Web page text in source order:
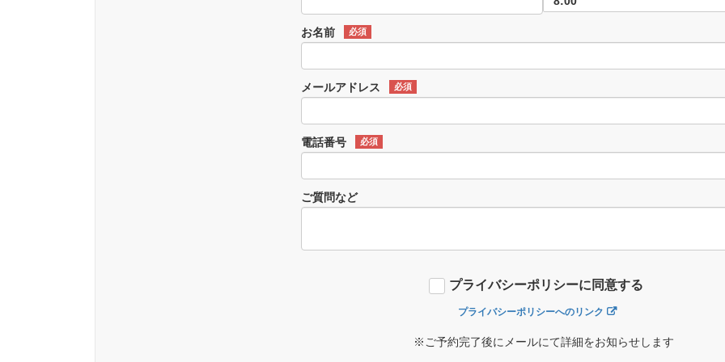
お名前 必須
メールアドレス 必須
電話番号 必須
ご質問など
プライバシーポリシーに同意する
プライバシーポリシーへのリンク
※ご予約完了後にメールにて詳細をお知らせします